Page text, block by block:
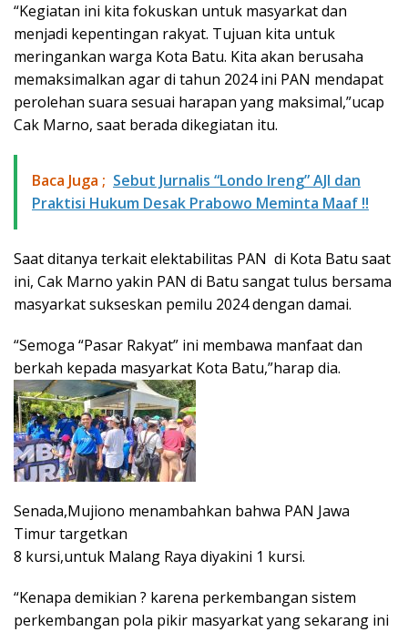
“Kegiatan ini kita fokuskan untuk masyarkat dan
menjadi kepentingan rakyat. Tujuan kita untuk
meringankan warga Kota Batu. Kita akan berusaha
memaksimalkan agar di tahun 2024 ini PAN mendapat
perolehan suara sesuai harapan yang maksimal,”ucap
Cak Marno, saat berada dikegiatan itu.
Baca Juga ; Sebut Jurnalis “Londo Ireng” AJI dan
Praktisi Hukum Desak Prabowo Meminta Maaf !!
Saat ditanya terkait elektabilitas PAN di Kota Batu saat
ini, Cak Marno yakin PAN di Batu sangat tulus bersama
masyarkat sukseskan pemilu 2024 dengan damai.
“Semoga “Pasar Rakyat” ini membawa manfaat dan
berkah kepada masyarkat Kota Batu,”harap dia.
Senada,Mujiono menambahkan bahwa PAN Jawa
Timur targetkan
8 kursi,untuk Malang Raya diyakini 1 kursi.
“Kenapa demikian ? karena perkembangan sistem
perkembangan pola pikir masyarkat yang sekarang ini